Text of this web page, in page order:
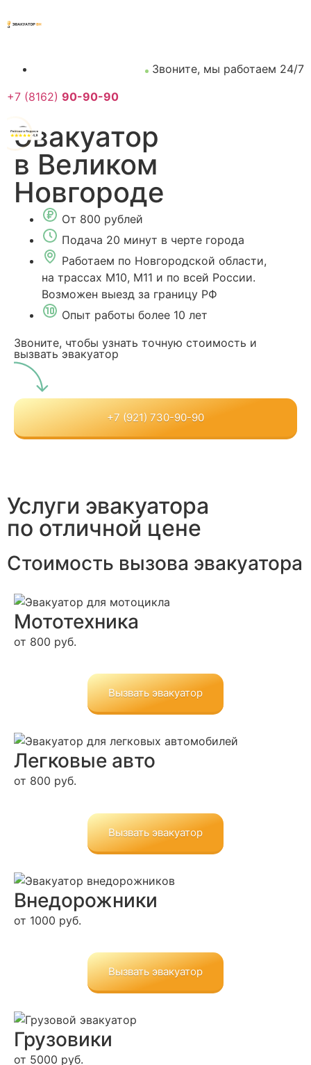
Звоните, мы работаем 24/7
+7 (8162) 90-90-90
Эвакуатор
в Великом
Новгороде
От 800 рублей
Подача 20 минут в черте города
Работаем по Новгородской области,
на трассах М10, М11 и по всей России.
Возможен выезд за границу РФ
Опыт работы более 10 лет
Звоните, чтобы узнать точную стоимость и
вызвать эвакуатор
+7 (921) 730-90-90
Услуги эвакуатора
по отличной цене
Cтоимость вызова эвакуатора
Мототехника
от 800 руб.
Вызвать эвакуатор
Легковые авто
от 800 руб.
Вызвать эвакуатор
Вне­дорожники
от 1000 руб.
Вызвать эвакуатор
Грузовики
от 5000 руб.